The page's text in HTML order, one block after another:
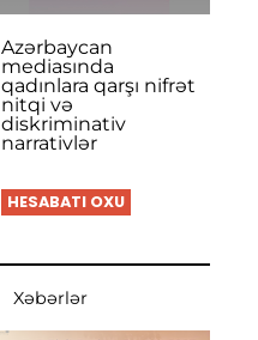
Azərbaycan
mediasında
qadınlara qarşı nifrət
nitqi və
diskriminativ
narrativlər
HESABATI OXU
Xəbərlər